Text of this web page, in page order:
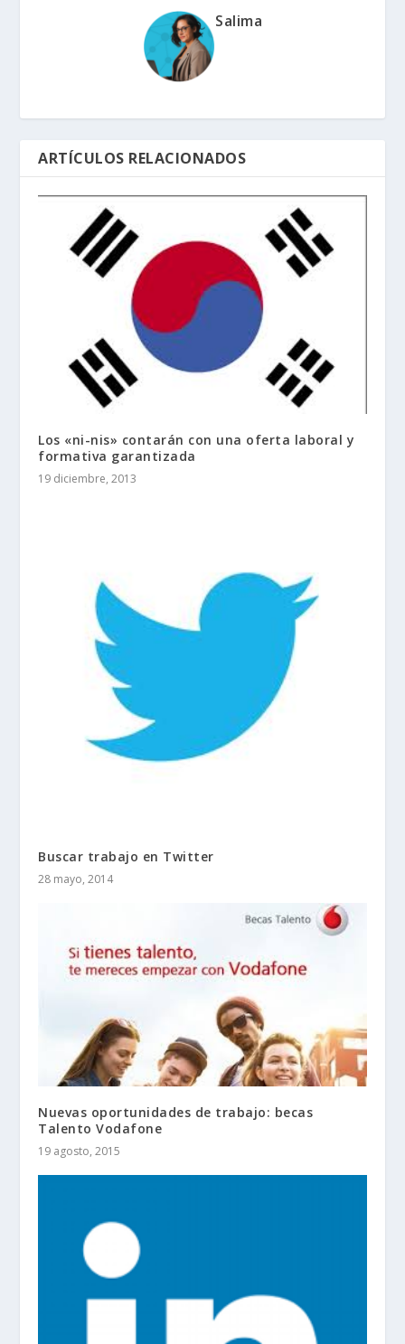
Salima
ARTÍCULOS RELACIONADOS
Los «ni-nis» contarán con una oferta laboral y
formativa garantizada
19 diciembre, 2013
Buscar trabajo en Twitter
28 mayo, 2014
Nuevas oportunidades de trabajo: becas
Talento Vodafone
19 agosto, 2015